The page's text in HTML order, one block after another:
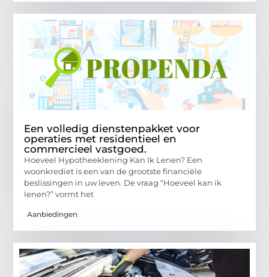
Een volledig dienstenpakket voor
operaties met residentieel en
commercieel vastgoed.
Hoeveel Hypotheeklening Kan Ik Lenen? Een
woonkrediet is een van de grootste financiële
beslissingen in uw leven. De vraag “Hoeveel kan ik
lenen?” vormt het
Aanbiedingen